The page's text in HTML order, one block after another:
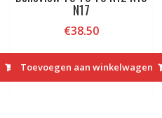
N17
€38.50
Toevoegen aan winkelwagen